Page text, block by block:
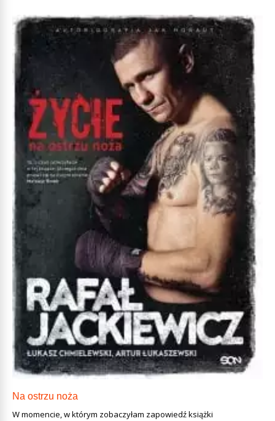
Na ostrzu noża
W momencie, w którym zobaczyłam zapowiedź książki